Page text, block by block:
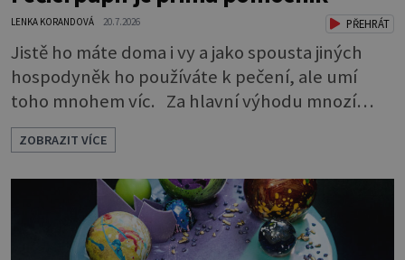
LENKA KORANDOVÁ 20.7.2026 PŘEHRÁT
Jistě ho máte doma i vy a jako spousta jiných
hospodyněk ho používáte k pečení, ale umí
toho mnohem víc. Za hlavní výhodu mnozí
považují to, že nemusí vymazávat plech, ať už
pečou moučníky nebo nějaký druh slaného
pečiva. Ale to zdaleka není všechno. Papír se dá
použít na vyložení jakékoliv nádoby, když
nechceme, aby se její obsah přichytil na stěnu a
připálil. Například když pečete v
ZOBRAZIT VÍCE